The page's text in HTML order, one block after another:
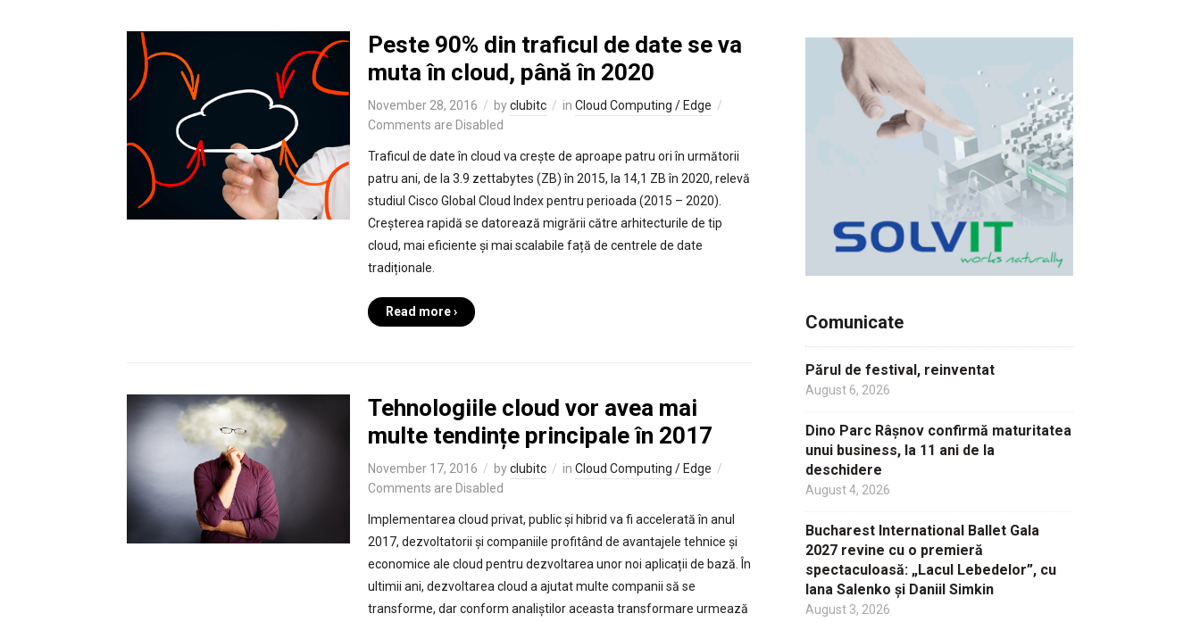
Peste 90% din traficul de date se va
muta în cloud, până în 2020
November 28, 2016 byclubitc in Cloud Computing / Edge
Comments are Disabled
Traficul de date în cloud va crește de aproape patru ori în următorii
patru ani, de la 3.9 zettabytes (ZB) în 2015, la 14,1 ZB în 2020, relevă
studiul Cisco Global Cloud Index pentru perioada (2015 – 2020).
Creșterea rapidă se datorează migrării către arhitecturile de tip
cloud, mai eficiente și mai scalabile față de centrele de date
tradiționale.
Read more ›
Tehnologiile cloud vor avea mai
multe tendințe principale în 2017
November 17, 2016 byclubitc in Cloud Computing / Edge
Comments are Disabled
Implementarea cloud privat, public și hibrid va fi accelerată în anul
2017, dezvoltatorii și companiile profitând de avantajele tehnice și
economice ale cloud pentru dezvoltarea unor noi aplicații de bază. În
ultimii ani, dezvoltarea cloud a ajutat multe companii să se
transforme, dar conform analiștilor aceasta transformare urmează
Comunicate
Părul de festival, reinventat
August 6, 2026
Dino Parc Râșnov confirmă maturitatea
unui business, la 11 ani de la
deschidere
August 4, 2026
Bucharest International Ballet Gala
2027 revine cu o premieră
spectaculoasă: „Lacul Lebedelor”, cu
Iana Salenko și Daniil Simkin
August 3, 2026